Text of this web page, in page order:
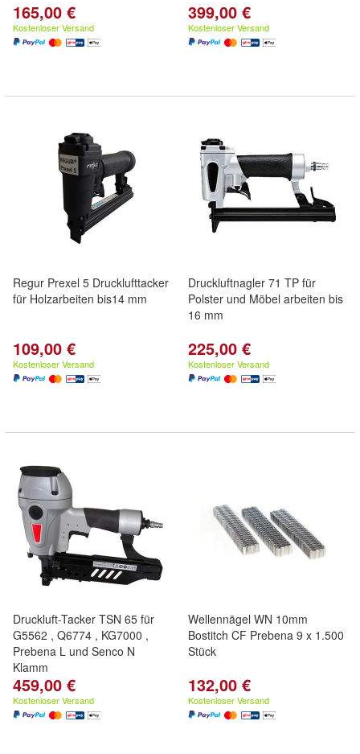
165,00 €
Kostenloser Versand
399,00 €
Kostenloser Versand
Regur Prexel 5 Drucklufttacker
für Holzarbeiten bis14 mm
109,00 €
Kostenloser Versand
Druckluftnagler 71 TP für
Polster und Möbel arbeiten bis
16 mm
225,00 €
Kostenloser Versand
Druckluft-Tacker TSN 65 für
G5562 , Q6774 , KG7000 ,
Prebena L und Senco N
Klamm
459,00 €
Kostenloser Versand
Wellennägel WN 10mm
Bostitch CF Prebena 9 x 1.500
Stück
132,00 €
Kostenloser Versand